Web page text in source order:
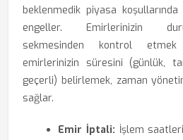
beklenmedik piyasa koşullarında
engeller. Emirlerinizin
sekmesinden kontrol
emirlerinizin süresini (günlük,
geçerli) belirlemek, zaman
sağlar.
Emir İptali: İşlem